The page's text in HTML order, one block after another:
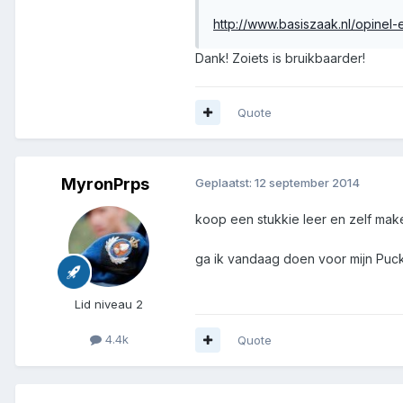
http://www.basiszaak.nl/
Dank! Zoiets is bruikbaarder!
Quote
MyronPrps
Lid niveau 2
4.4k
Geplaatst: 12 september 2014
koop een stukkie leer en zelf
ga ik vandaag doen voor mijn
Quote